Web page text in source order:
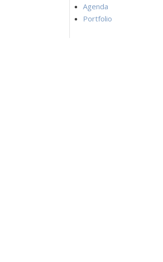
Agenda
Portfolio